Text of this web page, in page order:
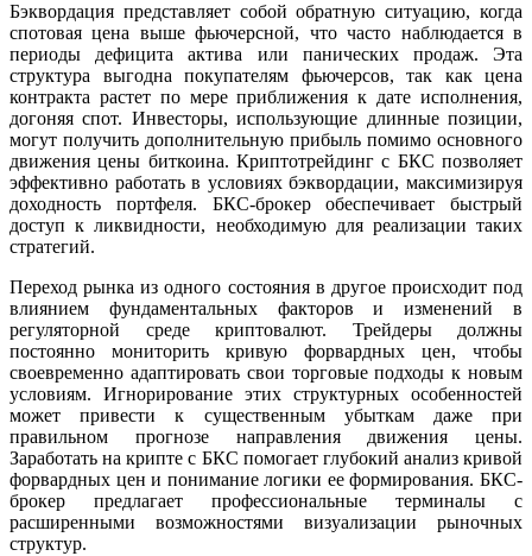
Бэквордация представляет собой обратную ситуацию, когда
спотовая цена выше фьючерсной, что часто наблюдается в
периоды дефицита актива или панических продаж. Эта
структура выгодна покупателям фьючерсов, так как цена
контракта растет по мере приближения к дате исполнения,
догоняя спот. Инвесторы, использующие длинные позиции,
могут получить дополнительную прибыль помимо основного
движения цены биткоина. Криптотрейдинг с БКС позволяет
эффективно работать в условиях бэквордации, максимизируя
доходность портфеля. БКС-брокер обеспечивает быстрый
доступ к ликвидности, необходимую для реализации таких
стратегий.
Переход рынка из одного состояния в другое происходит под
влиянием фундаментальных факторов и изменений в
регуляторной среде криптовалют. Трейдеры должны
постоянно мониторить кривую форвардных цен, чтобы
своевременно адаптировать свои торговые подходы к новым
условиям. Игнорирование этих структурных особенностей
может привести к существенным убыткам даже при
правильном прогнозе направления движения цены.
Заработать на крипте с БКС помогает глубокий анализ кривой
форвардных цен и понимание логики ее формирования. БКС-
брокер предлагает профессиональные терминалы с
расширенными возможностями визуализации рыночных
структур.